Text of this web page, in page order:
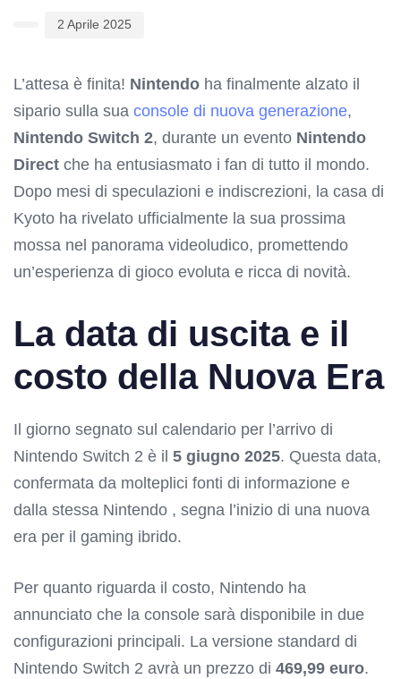
2 Aprile 2025
L’attesa è finita! Nintendo ha finalmente alzato il
sipario sulla sua console di nuova generazione,
Nintendo Switch 2, durante un evento Nintendo
Direct che ha entusiasmato i fan di tutto il mondo.
Dopo mesi di speculazioni e indiscrezioni, la casa di
Kyoto ha rivelato ufficialmente la sua prossima
mossa nel panorama videoludico, promettendo
un’esperienza di gioco evoluta e ricca di novità.
La data di uscita e il
costo della Nuova Era
Il giorno segnato sul calendario per l’arrivo di
Nintendo Switch 2 è il 5 giugno 2025. Questa data,
confermata da molteplici fonti di informazione e
dalla stessa Nintendo , segna l’inizio di una nuova
era per il gaming ibrido.
Per quanto riguarda il costo, Nintendo ha
annunciato che la console sarà disponibile in due
configurazioni principali. La versione standard di
Nintendo Switch 2 avrà un prezzo di 469,99 euro.